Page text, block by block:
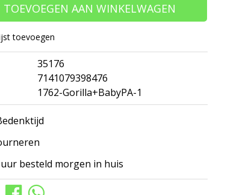
TOEVOEGEN AAN WINKELWAGEN
toevoegen
35176
7141079398476
1762-Gorilla+BabyPA-1
besteld morgen in huis